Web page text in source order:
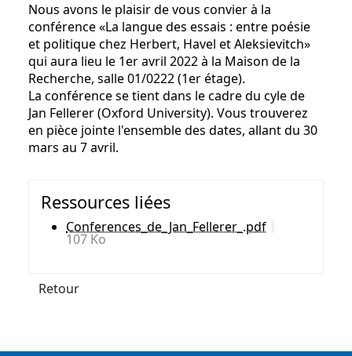
Nous avons le plaisir de vous convier à la
conférence «La langue des essais : entre poésie
et politique chez Herbert, Havel et Aleksievitch»
qui aura lieu le 1er avril 2022 à la Maison de la
Recherche, salle 01/0222 (1er étage).
La conférence se tient dans le cadre du cyle de
Jan Fellerer (Oxford University). Vous trouverez
en pièce jointe l'ensemble des dates, allant du 30
mars au 7 avril.
Ressources liées
Conferences_de_Jan_Fellerer_.pdf
107 Ko
Retour